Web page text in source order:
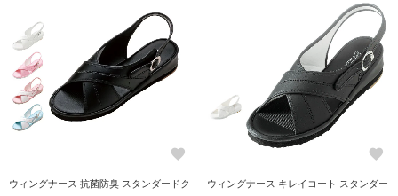
favorite
ウィングナース 抗菌防臭 スタンダードク
favorite
ウィングナース キレイコート スタンダー